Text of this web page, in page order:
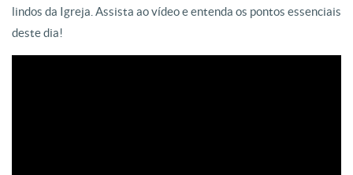
lindos da Igreja. Assista ao vídeo e entenda os pontos essenciais
deste dia!